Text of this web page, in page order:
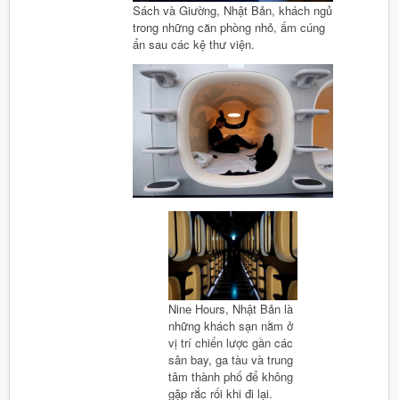
Sách và Giường, Nhật Bản, khách ngủ
trong những căn phòng nhỏ, ấm cúng
ẩn sau các kệ thư viện.
Nine Hours, Nhật Bản là
những khách sạn nằm ở
vị trí chiến lược gần các
sân bay, ga tàu và trung
tâm thành phố để không
gặp rắc rối khi đi lại.